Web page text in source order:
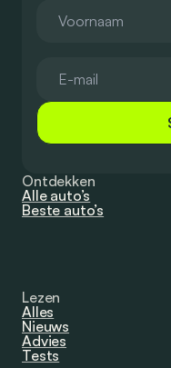
Ontdekken
Alle auto’s
Beste auto’s
Lezen
Alles
Nieuws
Advies
Tests